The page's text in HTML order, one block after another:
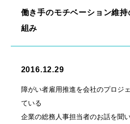
働き手のモチベーション維
組み
2016.12.29
障がい者雇用推進を会社のプロジ
ている
企業の総務人事担当者のお話を聞